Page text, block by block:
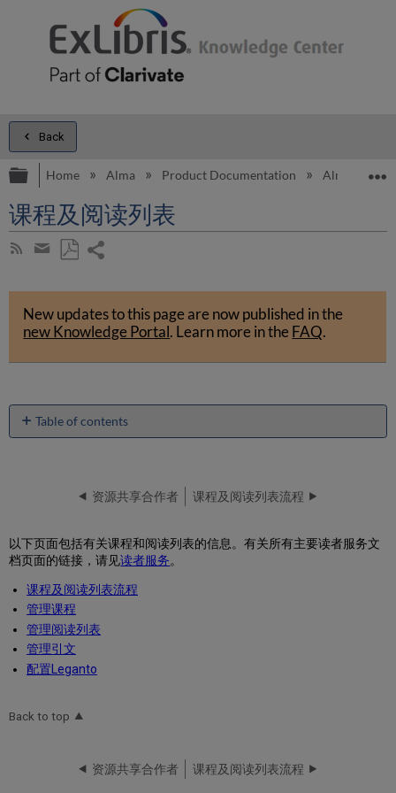
Back
Expand/collapse global hierarchy
Home Alma Product Documentation Alma Online
课程及阅读列表
Subscribe
RSS
Share
by
email
as
PDF
New updates to this page are now published in the
new Knowledge Portal. Learn more in theFAQ.
Table of contents
No
资源共享合作者 课程及阅读列表流程
以下页面包括有关课程和阅读列表的信息。有关所有主要读者服务文
档页面的链接，请见读者服务。
课程及阅读列表流程
管理课程
管理阅读列表
管理引文
配置Leganto
Back to top
资源共享合作者 课程及阅读列表流程